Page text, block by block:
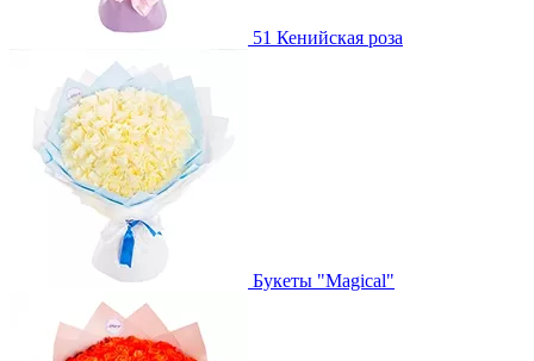
51 Кенийская роза
Букеты "Magical"